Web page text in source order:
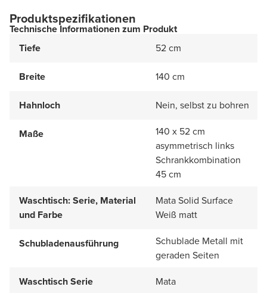
Produktspezifikationen
Technische Informationen zum Produkt
Tiefe
52 cm
Breite 140 cm
Hahnloch Nein, selbst zu bohren
Maße
140 x 52 cm
asymmetrisch links
Schrankkombination
45 cm
Waschtisch: Serie, Material
und Farbe
Mata Solid Surface
Weiß matt
Schubladenausführung
Schublade Metall mit
geraden Seiten
Waschtisch Serie
Mata